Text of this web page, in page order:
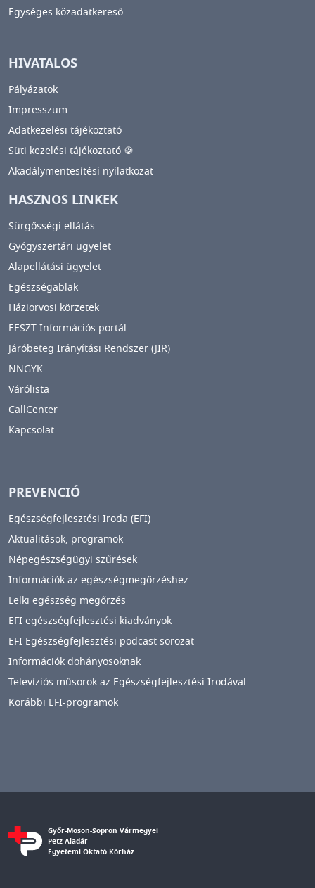
Egységes közadatkereső
HIVATALOS
Pályázatok
Impresszum
Adatkezelési tájékoztató
Süti kezelési tájékoztató 🍪
Akadálymentesítési nyilatkozat
HASZNOS LINKEK
Sürgősségi ellátás
Gyógyszertári ügyelet
Alapellátási ügyelet
Egészségablak
Háziorvosi körzetek
EESZT Információs portál
Járóbeteg Irányítási Rendszer (JIR)
NNGYK
Várólista
CallCenter
Kapcsolat
PREVENCIÓ
Egészségfejlesztési Iroda (EFI)
Aktualitások, programok
Népegészségügyi szűrések
Információk az egészségmegőrzéshez
Lelki egészség megőrzés
EFI egészségfejlesztési kiadványok
EFI Egészségfejlesztési podcast sorozat
Információk dohányosoknak
Televíziós műsorok az Egészségfejlesztési Irodával
Korábbi EFI-programok
Győr-Moson-Sopron Vármegyei
Petz Aladár
Egyetemi Oktató Kórház